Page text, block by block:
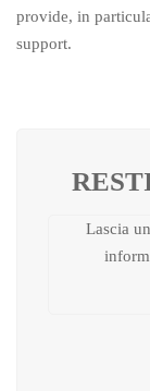
provide, in
support.
Lascia